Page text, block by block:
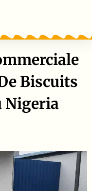
Biscuits
Nigeria